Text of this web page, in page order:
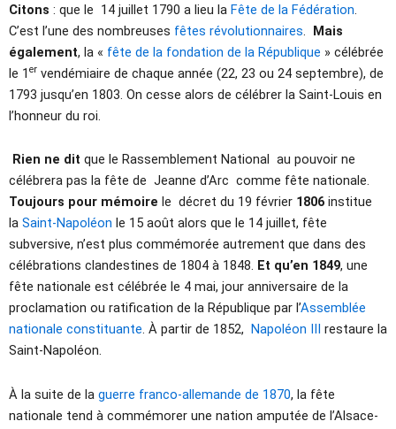
Citons : que le 14 juillet 1790 a lieu la Fête de la Fédération
C’est l’une des nombreuses fêtes révolutionnaires
Mais
également, la « fête de la fondation de la République » célébrée
le 1 er vendémiaire de chaque année (22, 23 ou 24 septembre), de
1793 jusqu’en 1803. On cesse alors de célébrer la Saint-Louis en
l’honneur du roi.
Rien ne dit que le Rassemblement National au pouvoir ne
célébrera pas la fête de Jeanne d’Arc comme fête nationale.
Toujours pour mémoire le décret du 19 février 1806 institue
la Saint-Napoléon le 15 août alors que le 14 juillet, fête
subversive, n’est plus commémorée autrement que dans des
célébrations clandestines de 1804 à 1848. Et qu’en 1849, une
fête nationale est célébrée le 4 mai, jour anniversaire de la
proclamation ou ratification de la République par l’Assemblée
nationale constituante. À partir de 1852, Napoléon III restaure la
Saint-Napoléon.
À la suite de la guerre franco-allemande de 1870, la fête
nationale tend à commémorer une nation amputée de l’Alsace-